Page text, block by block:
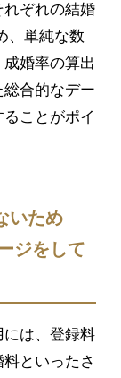
れぞれの結婚
、単純な数
婚率の算出
合的なデー
ことがポイ
いため
ジをして
は、登録料
といったさ